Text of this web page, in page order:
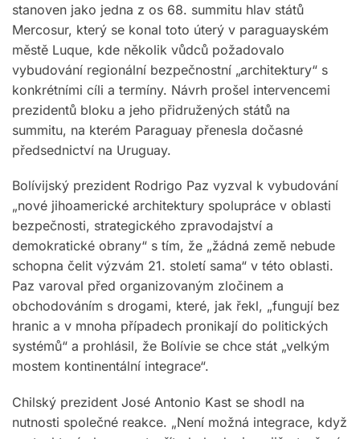
stanoven jako jedna z os 68. summitu hlav států
Mercosur, který se konal toto úterý v paraguayském
městě Luque, kde několik vůdců požadovalo
vybudování regionální bezpečnostní „architektury“ s
konkrétními cíli a termíny. Návrh prošel intervencemi
prezidentů bloku a jeho přidružených států na
summitu, na kterém Paraguay přenesla dočasné
předsednictví na Uruguay.
Bolívijský prezident Rodrigo Paz vyzval k vybudování
„nové jihoamerické architektury spolupráce v oblasti
bezpečnosti, strategického zpravodajství a
demokratické obrany“ s tím, že „žádná země nebude
schopna čelit výzvám 21. století sama“ v této oblasti.
Paz varoval před organizovaným zločinem a
obchodováním s drogami, které, jak řekl, „fungují bez
hranic a v mnoha případech pronikají do politických
systémů“ a prohlásil, že Bolívie se chce stát „velkým
mostem kontinentální integrace“.
Chilský prezident José Antonio Kast se shodl na
nutnosti společné reakce. „Není možná integrace, když